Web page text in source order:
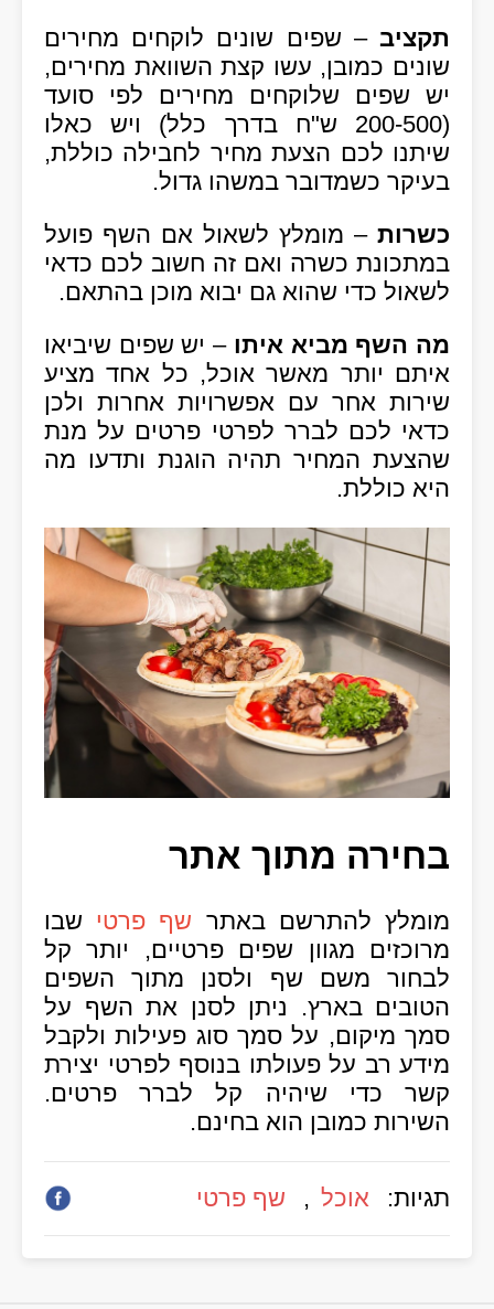
תקציב – שפים שונים לוקחים מחירים
שונים כמובן, עשו קצת השוואת מחירים,
יש שפים שלוקחים מחירים לפי סועד
(200-500 ש"ח בדרך כלל) ויש כאלו
שיתנו לכם הצעת מחיר לחבילה כוללת,
בעיקר כשמדובר במשהו גדול.
כשרות – מומלץ לשאול אם השף פועל
במתכונת כשרה ואם זה חשוב לכם כדאי
לשאול כדי שהוא גם יבוא מוכן בהתאם.
מה השף מביא איתו – יש שפים שיביאו
איתם יותר מאשר אוכל, כל אחד מציע
שירות אחר עם אפשרויות אחרות ולכן
כדאי לכם לברר לפרטי פרטים על מנת
שהצעת המחיר תהיה הוגנת ותדעו מה
היא כוללת.
בחירה מתוך אתר
מומלץ להתרשם באתר שף פרטי שבו
מרוכזים מגוון שפים פרטיים, יותר קל
לבחור משם שף ולסנן מתוך השפים
הטובים בארץ. ניתן לסנן את השף על
סמך מיקום, על סמך סוג פעילות ולקבל
מידע רב על פעולתו בנוסף לפרטי יצירת
קשר כדי שיהיה קל לברר פרטים.
השירות כמובן הוא בחינם.
תגיות: אוכל , שף פרטי